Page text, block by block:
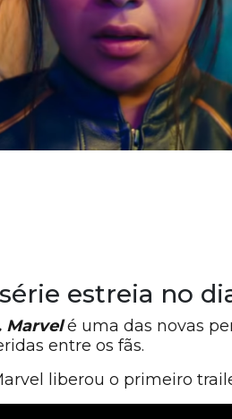
estreia no
Marvelé uma das novas
entre os fãs.
liberou o primeiro